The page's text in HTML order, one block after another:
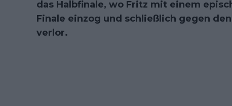
das Halbfinale, wo Fritz mit einem
Finale einzog und schließlich gegen
verlor.